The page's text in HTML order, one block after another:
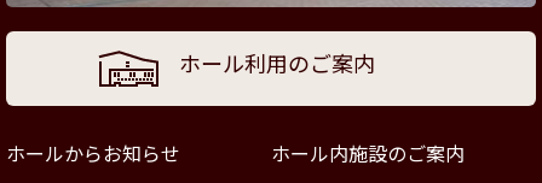
ホール利用のご案内
ホールからお知らせ
ホール内施設のご案内